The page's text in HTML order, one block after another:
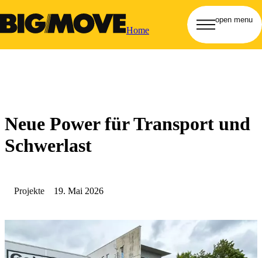
Home
open menu
Neue Power für Transport und
Schwerlast
Projekte 19. Mai 2026